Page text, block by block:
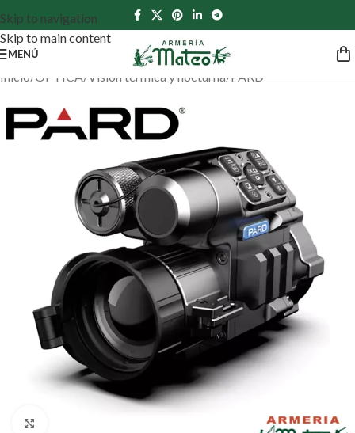
Skip to navigation
Skip to main content
MENÚ
Inicio/ ÓPTICA/ Visión térmica y nocturna/ PARD